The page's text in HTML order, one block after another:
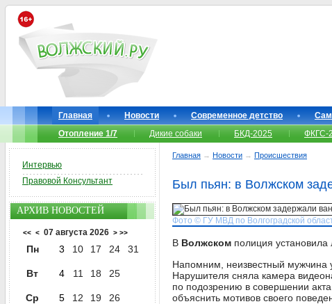
Главная Новости Современное детство Сам
Отопление 1/7
Дикие собаки БКД-2025 ФКГС-
Главная → Новости → Происшествия
Был пьян: в Волжском
Фото © ГУ МВД по Волгоградской
В Волжском полиция
Напомним, неизвестный мужчина
Нарушителя сняла камера
по подозрению в совершении
объяснить мотивов своего
Интервью
Правовой Консультант
АРХИВ НОВОСТЕЙ
<< < 07 августа 2026 > >>
Пн 3 10 17 24 31
Вт 4 11 18 25
Ср 5 12 19 26